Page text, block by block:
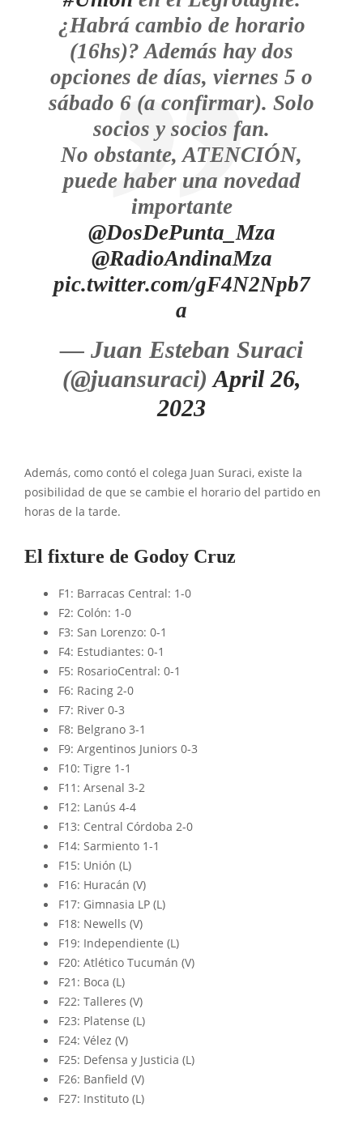
¿Habrá cambio de horario
(16hs)? Además hay dos
opciones de días, viernes 5 o
sábado 6 (a confirmar). Solo
socios y socios fan.
No obstante, ATENCIÓN,
puede haber una novedad
importante
@DosDePunta_Mza
@RadioAndinaMza
pic.twitter.com/gF4N2Npb7
a
— Juan Esteban Suraci
(@juansuraci)April 26,
2023
Además, como contó el colega Juan Suraci, existe la
posibilidad de que se cambie el horario del partido en
horas de la tarde.
El fixture de Godoy Cruz
F1: Barracas Central: 1-0
F2: Colón: 1-0
F3: San Lorenzo: 0-1
F4: Estudiantes: 0-1
F5: RosarioCentral: 0-1
F6: Racing 2-0
F7: River 0-3
F8: Belgrano 3-1
F9: Argentinos Juniors 0-3
F10: Tigre 1-1
F11: Arsenal 3-2
F12: Lanús 4-4
F13: Central Córdoba 2-0
F14: Sarmiento 1-1
F15: Unión (L)
F16: Huracán (V)
F17: Gimnasia LP (L)
F18: Newells (V)
F19: Independiente (L)
F20: Atlético Tucumán (V)
F21: Boca (L)
F22: Talleres (V)
F23: Platense (L)
F24: Vélez (V)
F25: Defensa y Justicia (L)
F26: Banfield (V)
F27: Instituto (L)